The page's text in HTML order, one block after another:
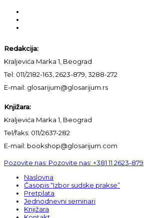
Redakcija:
Kraljevića Marka 1, Beograd
Tel: 011/2182-163, 2623-879, 3288-272
E-mail: glosarijum@glosarijum.rs
Knjižara:
Kraljevića Marka 1, Beograd
Tel/faks: 011/2637-282
E-mail: bookshop@glosarijum.com
Pozovite nas: Pozovite nas: +381 11 2623-879
Naslovna
Časopis “Izbor sudske prakse”
Pretplata
Jednodnevni seminari
Knjižara